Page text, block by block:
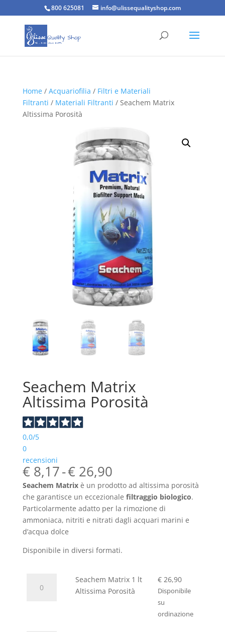
800 625081 info@ulissequalityshop.com
Home/ Acquariofilia / Filtri e Materiali
Filtranti / Materiali Filtranti / Seachem Matrix
Altissima Porosità
Seachem Matrix
Altissima Porosità
0,0/5
0
recensioni
€8,17-€26,90Fascia
di
prezzo:
da
€ 8,17
a
Seachem Matrixè un prodotto ad altissima porosità
che garantisce un eccezionale filtraggio biologico.
Particolarmente adatto per la rimozione di
ammoniaca, nitriti e nitrati dagli acquari marini e
d’acqua dolce
Disponibile in diversi formati.
Matrix
Seachem Matrix 1 lt
Altissima Porosità
€ 26,90
Disponibile
su
ordinazione